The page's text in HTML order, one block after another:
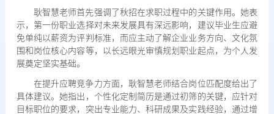
耿智慧老师首先强调了秋招在求职过程中的关键作用。她表
示，第一份职业选择对未来发展具有深远影响，建议毕业生应避
免单纯以薪资为评判标准，而应主动了解企业业务方向、文化氛
围和岗位核心内容等，以长远眼光审慎规划职业起点，为个人发
展奠定坚实基础。
在提升应聘竞争力方面，耿智慧老师结合岗位匹配度给出了
具体建议。她指出，个性化定制简历是通过初筛的关键，应针对
目标职位的要求，突出专业能力、科研成果及实践经验，通过增